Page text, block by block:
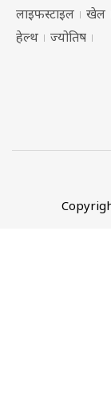
लाइफस्टाइल
खेल
हेल्थ
ज्योतिष